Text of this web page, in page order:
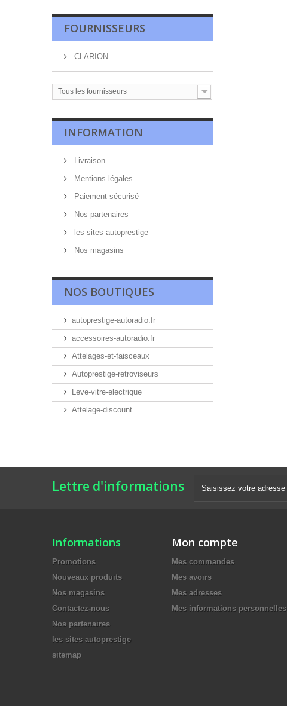
FOURNISSEURS
CLARION
Tous les fournisseurs
INFORMATION
Livraison
Mentions légales
Paiement sécurisé
Nos partenaires
les sites autoprestige
Nos magasins
NOS BOUTIQUES
autoprestige-autoradio.fr
accessoires-autoradio.fr
Attelages-et-faisceaux
Autoprestige-retroviseurs
Leve-vitre-electrique
Attelage-discount
Lettre d'informations
Informations
Promotions
Nouveaux produits
Nos magasins
Contactez-nous
Nos partenaires
les sites autoprestige
sitemap
Mon compte
Mes commandes
Mes avoirs
Mes adresses
Mes informations personnelles